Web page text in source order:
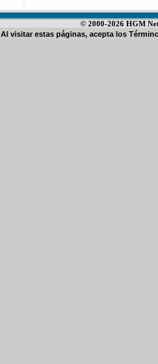
© 2000-2026 HGM
Al visitar estas páginas, acepta los